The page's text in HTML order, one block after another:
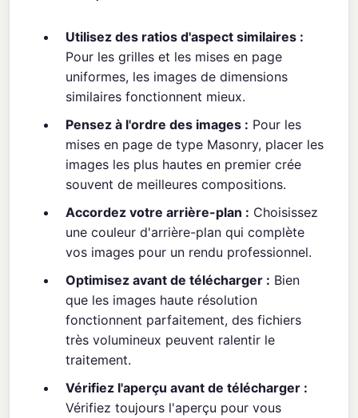
Utilisez des ratios d'aspect similaires :
Pour les grilles et les mises en page
uniformes, les images de dimensions
similaires fonctionnent mieux.
Pensez à l'ordre des images : Pour les
mises en page de type Masonry, placer les
images les plus hautes en premier crée
souvent de meilleures compositions.
Accordez votre arrière-plan : Choisissez
une couleur d'arrière-plan qui complète
vos images pour un rendu professionnel.
Optimisez avant de télécharger : Bien
que les images haute résolution
fonctionnent parfaitement, des fichiers
très volumineux peuvent ralentir le
traitement.
Vérifiez l'aperçu avant de télécharger :
Vérifiez toujours l'aperçu pour vous